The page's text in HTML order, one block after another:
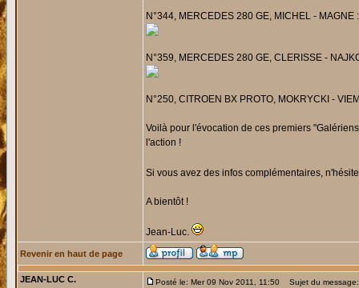
N°344, MERCEDES 280 GE, MICHEL -
N°359, MERCEDES 280 GE, CLERISSE -
N°250, CITROEN BX PROTO, MOKRYCKI -
Voilà pour l'évocation de ces premiers
l'action !
Si vous avez des infos complémentaires,
A bientôt !
Jean-Luc.
Revenir en haut de page
JEAN-LUC C. Posté le: Mer 09 Nov 2011, 11:50 Sujet du